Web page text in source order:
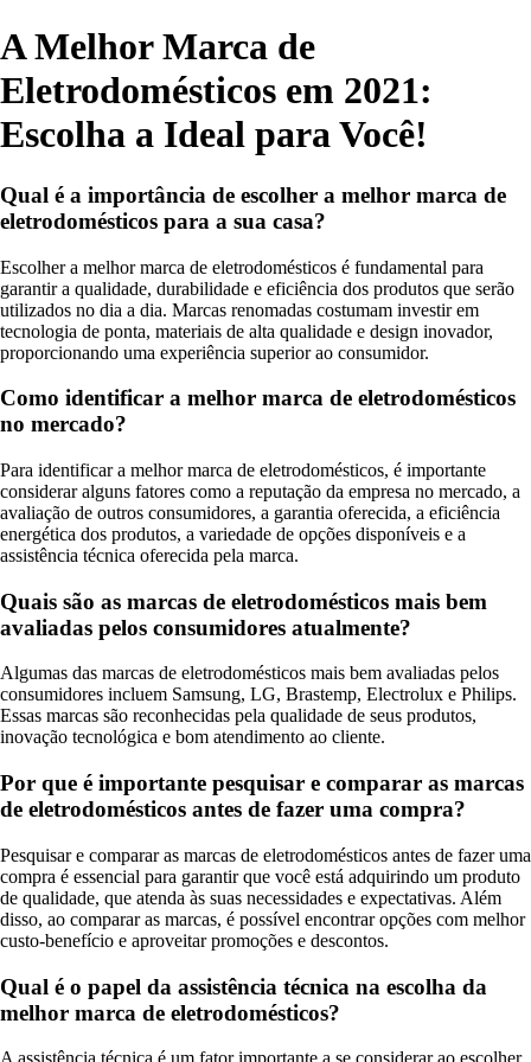
A Melhor Marca de
Eletrodomésticos em 2021:
Escolha a Ideal para Você!
Qual é a importância de escolher a melhor marca de
eletrodomésticos para a sua casa?
Escolher a melhor marca de eletrodomésticos é fundamental para
garantir a qualidade, durabilidade e eficiência dos produtos que serão
utilizados no dia a dia. Marcas renomadas costumam investir em
tecnologia de ponta, materiais de alta qualidade e design inovador,
proporcionando uma experiência superior ao consumidor.
Como identificar a melhor marca de eletrodomésticos
no mercado?
Para identificar a melhor marca de eletrodomésticos, é importante
considerar alguns fatores como a reputação da empresa no mercado, a
avaliação de outros consumidores, a garantia oferecida, a eficiência
energética dos produtos, a variedade de opções disponíveis e a
assistência técnica oferecida pela marca.
Quais são as marcas de eletrodomésticos mais bem
avaliadas pelos consumidores atualmente?
Algumas das marcas de eletrodomésticos mais bem avaliadas pelos
consumidores incluem Samsung, LG, Brastemp, Electrolux e Philips.
Essas marcas são reconhecidas pela qualidade de seus produtos,
inovação tecnológica e bom atendimento ao cliente.
Por que é importante pesquisar e comparar as marcas
de eletrodomésticos antes de fazer uma compra?
Pesquisar e comparar as marcas de eletrodomésticos antes de fazer uma
compra é essencial para garantir que você está adquirindo um produto
de qualidade, que atenda às suas necessidades e expectativas. Além
disso, ao comparar as marcas, é possível encontrar opções com melhor
custo-benefício e aproveitar promoções e descontos.
Qual é o papel da assistência técnica na escolha da
melhor marca de eletrodomésticos?